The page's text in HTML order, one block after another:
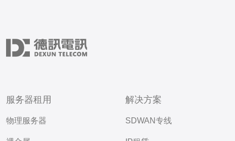
服务器租用
物理服务器
解决方案
SDWAN专线